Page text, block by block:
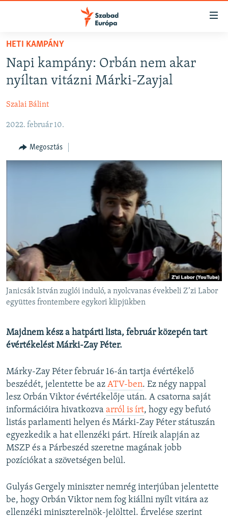
Akadálymentes
Ugrás
fő
oldalra
Ugrás
Ugrás
NAPIRENDEN
AKTUÁLIS
PODCASTOK
VIDEÓK
ELEMZŐ
NER15
SZABADON
A PÉNZ NYOMÁBAN
EURÓPAI UNIÓ
VILÁG
KLÍMAVÁLTOZÁS
A MÚLT TANULSÁGAI
Valamennyi RFE/RL weboldal
HETI KAMPÁNY
Napi kampány: Orbán nem akar
nyíltan vitázni Márki-Zayjal
Szalai Bálint
2022. február 10.
Megosztás
Janicsák István zuglói induló, a nyolcvanas évekbeli Z’zi Labor
együttes frontembere egykori klipjükben
Majdnem kész a hatpárti lista, február közepén tart
évértékelést Márki-Zay Péter.
Márky-Zay Péter február 16-án tartja évértékelő
beszédét, jelentette be az ATV-ben. Ez négy nappal
lesz Orbán Viktor évértékelője után. A csatorna saját
információira hivatkozva arról is írt, hogy egy befutó
listás parlamenti helyen és Márki-Zay Péter státuszán
egyezkedik a hat ellenzéki párt. Híreik alapján az
MSZP és a Párbeszéd szeretne magának jobb
pozíciókat a szövetségen belül.
Gulyás Gergely miniszter nemrég interjúban jelentette
be, hogy Orbán Viktor nem fog kiállni nyílt vitára az
ellenzéki miniszterelnök-jelölttel. Érvelése szerint